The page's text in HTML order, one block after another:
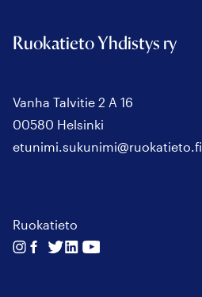
Ruokatieto Yhdistys ry
Vanha Talvitie 2 A 16
00580 Helsinki
etunimi.sukunimi@ruokatieto.fi
Ruokatieto
Seuraa
Seuraa
Seuraa
SeuraaSeuraa